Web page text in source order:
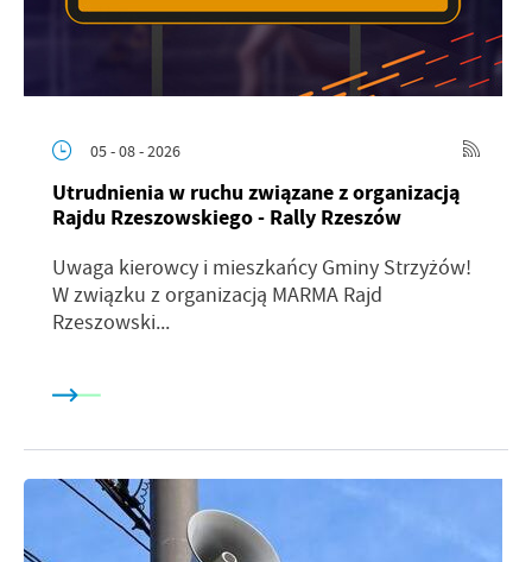
05 - 08 - 2026
Utrudnienia w ruchu związane z organizacją
Rajdu Rzeszowskiego - Rally Rzeszów
Uwaga kierowcy i mieszkańcy Gminy Strzyżów!
W związku z organizacją MARMA Rajd
Rzeszowski...